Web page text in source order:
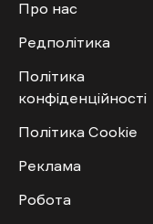
Про нас
Редполітика
Політика
конфіденційності
Політика Cookie
Реклама
Робота